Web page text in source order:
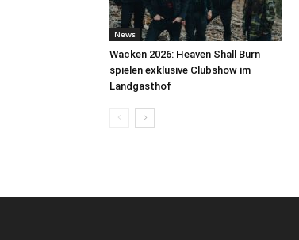
News
Wacken 2026: Heaven Shall Burn
spielen exklusive Clubshow im
Landgasthof